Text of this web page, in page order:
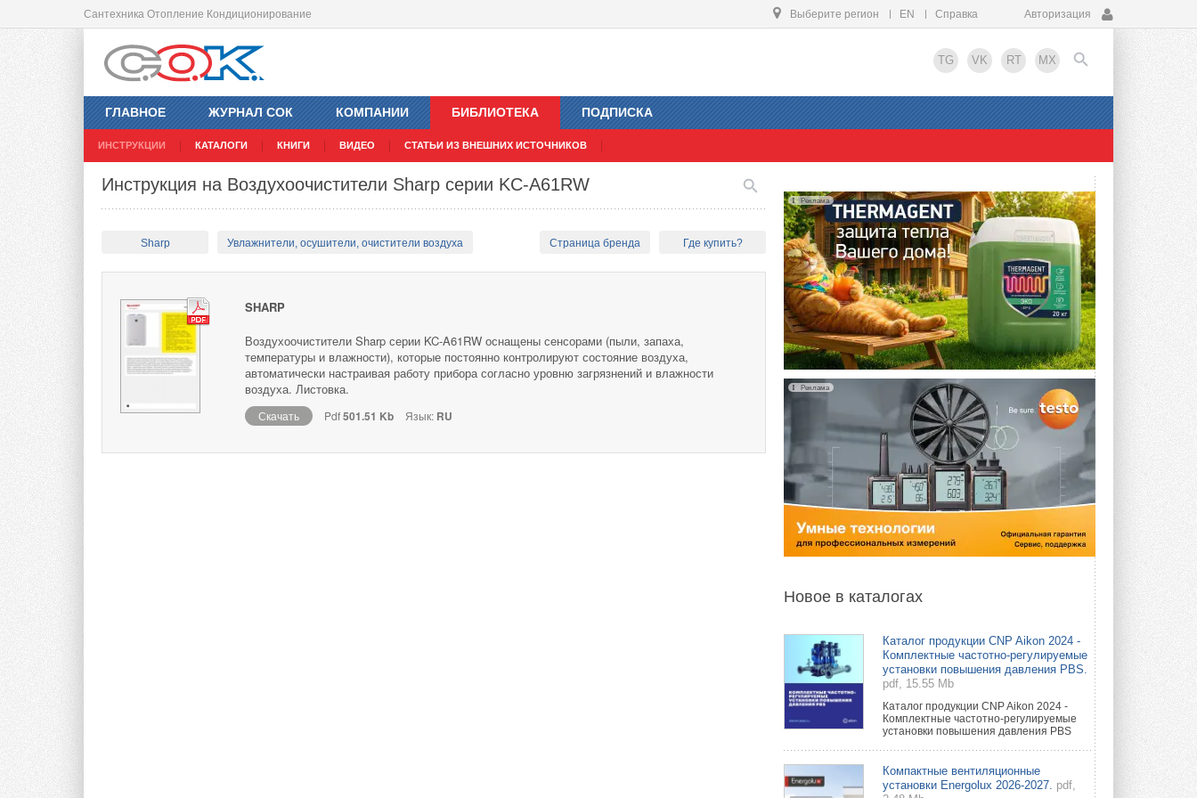
Сантехника Отопление Кондиционирование Выберите регион EN Справка Авторизация
TG VK RT MX
ГЛАВНОЕ ЖУРНАЛ СОК КОМПАНИИ БИБЛИОТЕКА
ИНСТРУКЦИИ КАТАЛОГИ КНИГИ ВИДЕО СТАТЬИ ИЗ ВНЕШНИХ ИСТОЧНИКОВ
ПОДПИСКА
EN
Инструкция на Воздухоочистители Sharp серии KC-A61RW
Sharp Увлажнители, осушители, очистители воздуха Страница бренда Где купить?
SHARP
Воздухоочистители Sharp серии KC-A61RW оснащены сенсорами (пыли, запаха,
температуры и влажности), которые постоянно контролируют состояние воздуха,
автоматически настраивая работу прибора согласно уровню загрязнений и влажности
воздуха. Листовка.
Скачать Pdf501.51 Kb Язык: RU
Реклама
Реклама
Новое в каталогах
Каталог продукции CNP Aikon 2024 -
Комплектные частотно-регулируемые
установки повышения давления PBS.
pdf, 15.55 Mb
Каталог продукции CNP Aikon 2024 -
Комплектные частотно-регулируемые
установки повышения давления PBS
Компактные вентиляционные
установки Energolux 2026-2027. pdf,